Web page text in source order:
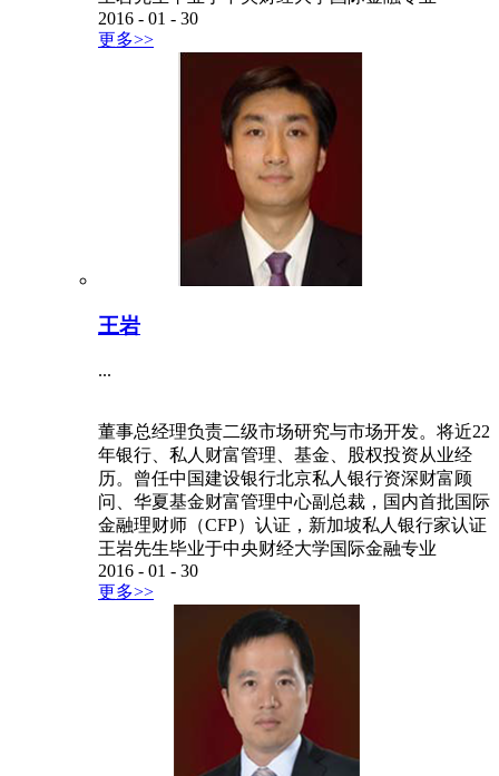
2016 - 01 - 30
更多>>
王岩
...
董事总经理负责二级市场研究与市场开发。将近22
年银行、私人财富管理、基金、股权投资从业经
历。曾任中国建设银行北京私人银行资深财富顾
问、华夏基金财富管理中心副总裁，国内首批国际
金融理财师（CFP）认证，新加坡私人银行家认证
王岩先生毕业于中央财经大学国际金融专业
2016 - 01 - 30
更多>>